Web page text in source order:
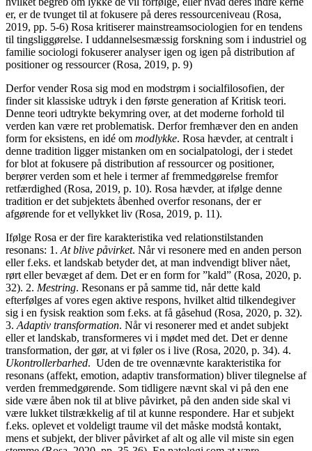
er, er de tvunget til at fokusere på deres ressourceniveau (Rosa,
2019, pp. 5-6) Rosa kritiserer mainstreamsociologien for en tendens
til tingsliggørelse. I uddannelsesmæssig forskning som i industriel og
familie sociologi fokuserer analyser igen og igen på distribution af
positioner og ressourcer (Rosa, 2019, p. 9)
Derfor vender Rosa sig mod en modstrøm i socialfilosofien, der
finder sit klassiske udtryk i den første generation af Kritisk teori.
Denne teori udtrykte bekymring over, at det moderne forhold til
verden kan være ret problematisk. Derfor fremhæver den en anden
form for eksistens, en idé om modlykke. Rosa hævder, at centralt i
denne tradition ligger mistanken om en socialpatologi, der i stedet
for blot at fokusere på distribution af ressourcer og positioner,
berører verden som et hele i termer af fremmedgørelse fremfor
retfærdighed (Rosa, 2019, p. 10). Rosa hævder, at ifølge denne
tradition er det subjektets åbenhed overfor resonans, der er
afgørende for et vellykket liv (Rosa, 2019, p. 11).
Ifølge Rosa er der fire karakteristika ved relationstilstanden
resonans: 1. At blive påvirket. Når vi resonere med en anden person
eller f.eks. et landskab betyder det, at man indvendigt bliver nået,
rørt eller bevæget af dem. Det er en form for ”kald” (Rosa, 2020, p.
32). 2. Mestring. Resonans er på samme tid, når dette kald
efterfølges af vores egen aktive respons, hvilket altid tilkendegiver
sig i en fysisk reaktion som f.eks. at få gåsehud (Rosa, 2020, p. 32).
3. Adaptiv transformation. Når vi resonerer med et andet subjekt
eller et landskab, transformeres vi i mødet med det. Det er denne
transformation, der gør, at vi føler os i live (Rosa, 2020, p. 34). 4.
Ukontrollerbarhed. Uden de tre ovennævnte karakteristika for
resonans (affekt, emotion, adaptiv transformation) bliver tilegnelse af
verden fremmedgørende. Som tidligere nævnt skal vi på den ene
side være åben nok til at blive påvirket, på den anden side skal vi
være lukket tilstrækkelig af til at kunne respondere. Har et subjekt
f.eks. oplevet et voldeligt traume vil det måske modstå kontakt,
mens et subjekt, der bliver påvirket af alt og alle vil miste sin egen